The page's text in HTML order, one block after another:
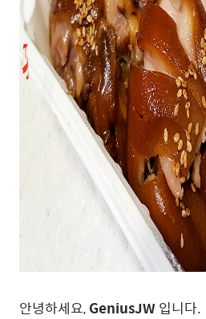
안녕하세요,GeniusJW입니다.